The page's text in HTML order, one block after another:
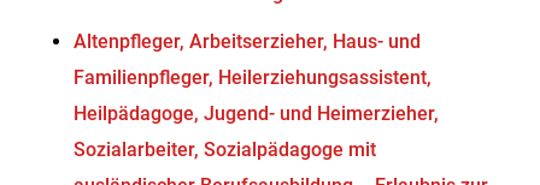
Altenpfleger, Arbeitserzieher, Haus- und
Familienpfleger, Heilerziehungsassistent,
Heilpädagoge, Jugend- und Heimerzieher,
Sozialarbeiter, Sozialpädagoge mit